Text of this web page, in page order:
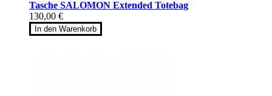
Tasche SALOMON Extended Totebag
130,00 €
In den Warenkorb